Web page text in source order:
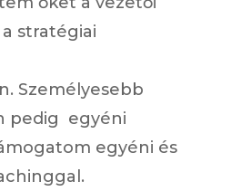
stratégiai
Személyesebb
pedig egyéni
egyéni és